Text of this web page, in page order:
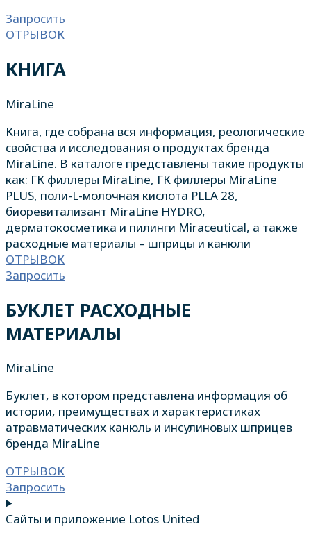
Запросить
ОТРЫВОК
КНИГА
MiraLine
Книга, где собрана вся информация, реологические
свойства и исследования о продуктах бренда
MiraLine. В каталоге представлены такие продукты
как: ГК филлеры MiraLine, ГК филлеры MiraLine
PLUS, поли-L-молочная кислота PLLA 28,
биоревитализант MiraLine HYDRO,
дерматокосметика и пилинги Miraceutical, а также
расходные материалы – шприцы и канюли
ОТРЫВОК
Запросить
БУКЛЕТ РАСХОДНЫЕ
МАТЕРИАЛЫ
MiraLine
Буклет, в котором представлена информация об
истории, преимуществах и характеристиках
атравматических канюль и инсулиновых шприцев
бренда MiraLine
ОТРЫВОК
Запросить
Сайты и приложение Lotos United